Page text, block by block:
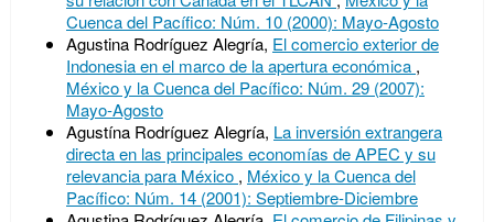
Cuenca del Pacífico: Núm. 10 (2000): Mayo-Agosto
Agustina Rodríguez Alegría, El comercio exterior de
Indonesia en el marco de la apertura económica ,
México y la Cuenca del Pacífico: Núm. 29 (2007):
Mayo-Agosto
Agustína Rodríguez Alegría, La inversión extrangera
directa en las principales economías de APEC y su
relevancia para México , México y la Cuenca del
Pacífico: Núm. 14 (2001): Septiembre-Diciembre